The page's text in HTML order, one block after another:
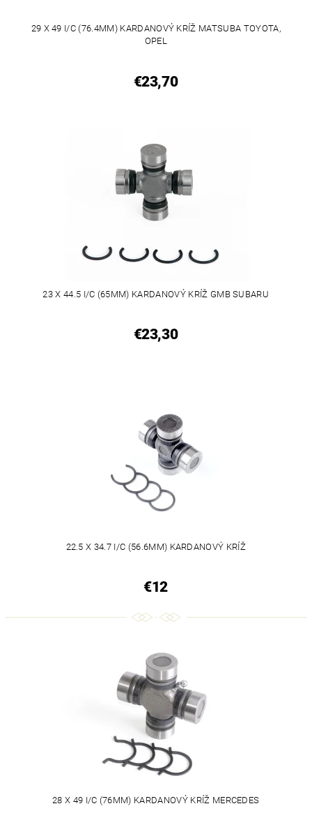
29 X 49 I/C (76.4MM) KARDANOVÝ KRÍŽ MATSUBA TOYOTA,
OPEL
€23,70
23 X 44.5 I/C (65MM) KARDANOVÝ KRÍŽ GMB SUBARU
€23,30
22.5 X 34.7 I/C (56.6MM) KARDANOVÝ KRÍŽ
€12
28 X 49 I/C (76MM) KARDANOVÝ KRÍŽ MERCEDES